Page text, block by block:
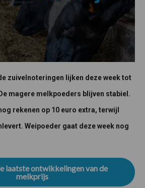
zuivelnoteringen lijken deze week tot
magere melkpoeders blijven stabiel.
rekenen op 10 euro extra, terwijl
Weipoeder gaat deze week nog
laatste ontwikkelingen van de
melkprijs